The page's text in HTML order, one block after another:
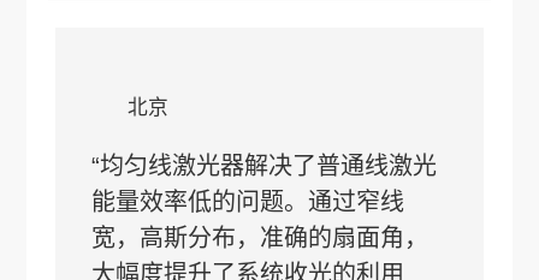
北京
“均匀线激光器解决了普通线激光
能量效率低的问题。通过窄线
宽，高斯分布，准确的扇面角，
大幅度提升了系统收光的利用